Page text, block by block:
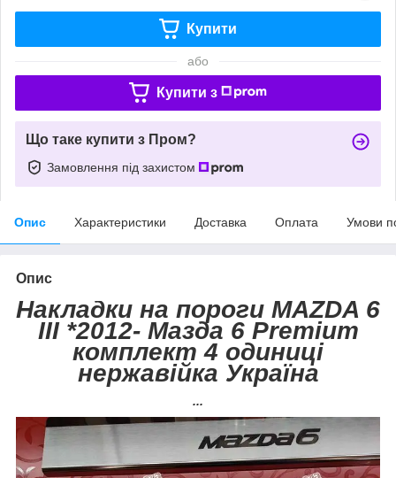
Купити
або
Купити з
Що таке купити з Пром?
Замовлення під захистом
Опис Характеристики Доставка Оплата Умови
Опис
Накладки на пороги MAZDA 6
III *2012- Мазда 6 Premium
комплект 4 одиниці
нержавійка Україна
...